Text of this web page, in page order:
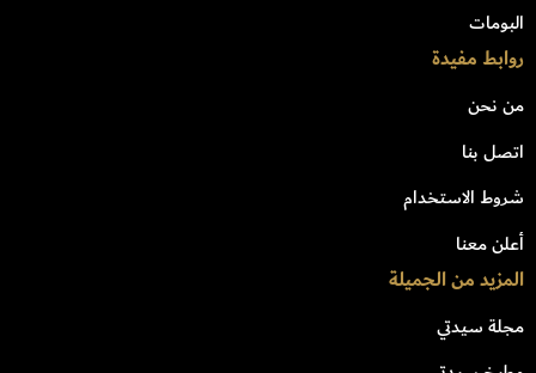
البومات
روابط مفيدة
من نحن
اتصل بنا
شروط الاستخدام
أعلن معنا
المزيد من الجميلة
مجلة سيدتي